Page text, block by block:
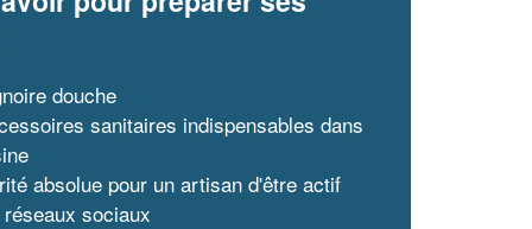
douche
sanitaires indispensables dans
absolue pour un artisan d'être actif
sociaux